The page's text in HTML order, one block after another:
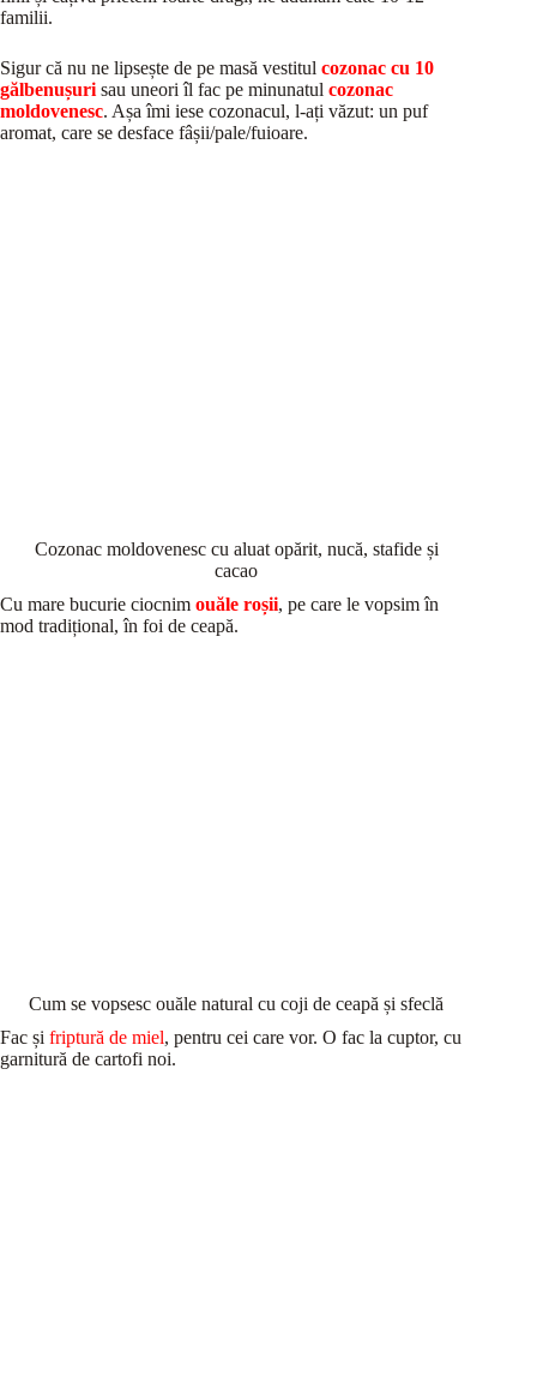
familii.
Sigur că nu ne lipsește de pe masă vestitul cozonac cu 10
gălbenușuri sau uneori îl fac pe minunatul cozonac
moldovenesc. Așa îmi iese cozonacul, l-ați văzut: un puf
aromat, care se desface fâșii/pale/fuioare.
Cozonac moldovenesc cu aluat opărit, nucă, stafide și
cacao
Cu mare bucurie ciocnim ouăle roșii, pe care le vopsim în
mod tradițional, în foi de ceapă.
Cum se vopsesc ouăle natural cu coji de ceapă și sfeclă
Fac și friptură de miel, pentru cei care vor. O fac la cuptor, cu
garnitură de cartofi noi.